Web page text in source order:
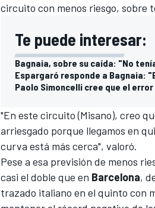
circuito con menos riesgo, sobre
Te puede interesar:
Bagnaia, sobre su caída: "No
Espargaró responde a Bagnaia:
Paolo Simoncelli cree que el
"En este circuito (Misano), creo
arriesgado porque llegamos en
curva está más cerca", valoró.
Pese a esa previsión de menos
casi el doble que en Barcelona,
trazado italiano en el quinto con